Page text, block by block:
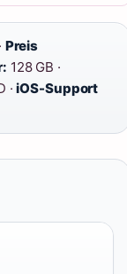
Preis
128 GB ·
·iOS-Support